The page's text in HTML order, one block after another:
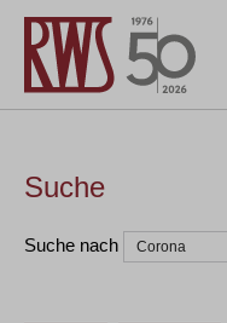
Suche
Suche nach